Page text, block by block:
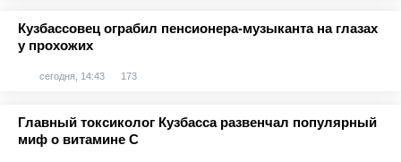
Кузбассовец ограбил пенсионера-музыканта на глазах
у прохожих
сегодня, 14:43 173
Главный токсиколог Кузбасса развенчал популярный
миф о витамине С